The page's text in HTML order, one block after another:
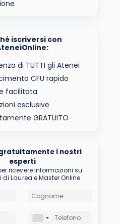
iscriversi con
di TUTTI gli Atenei
CFU rapido
facilitata
esclusive
GRATUITO
i nostri
esperti
ricevere informazioni su
di Laurea e Master Online